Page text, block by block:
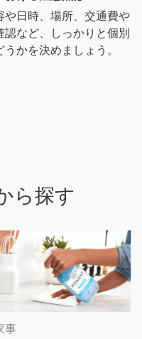
や日時、場所、交通費や
など、しっかりと個別
かを決めましょう。
ら探す
事